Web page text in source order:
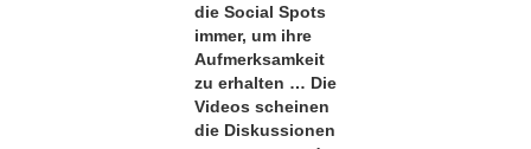
die Social Spots
immer, um ihre
Aufmerksamkeit
zu erhalten … Die
Videos scheinen
die Diskussionen